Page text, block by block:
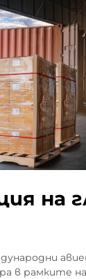
на
в рамките